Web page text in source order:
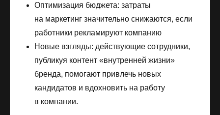
Оптимизация бюджета: затраты
на маркетинг значительно снижаются, если
работники рекламируют компанию
Новые взгляды: действующие сотрудники,
публикуя контент «внутренней жизни»
бренда, помогают привлечь новых
кандидатов и вдохновить на работу
в компании.